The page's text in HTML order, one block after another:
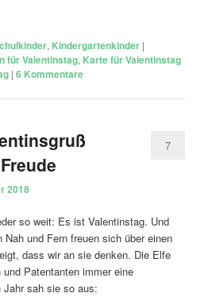
, Kindergartenkinder |
für Valentinstag, Karte für Valentinstag
|6 Kommentare
2018
7
so weit: Es ist Valentinstag. Und
Nah und Fern freuen sich über einen
dass wir an sie denken. Die Elfe
Patentanten immer eine
sah sie so aus: